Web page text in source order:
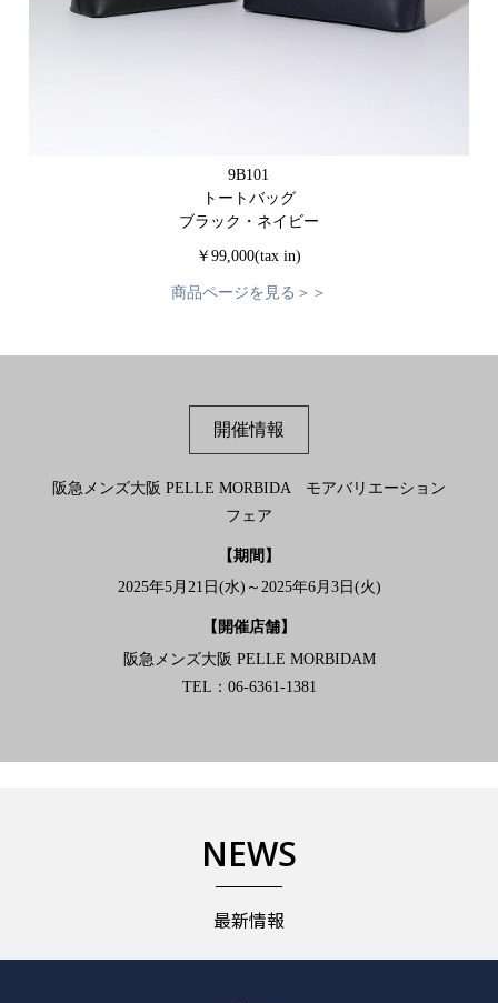
9B101
トートバッグ
ブラック・ネイビー
￥99,000(tax in)
商品ページを見る＞＞
開催情報
阪急メンズ大阪 PELLE MORBIDA モアバリエーション
フェア
【期間】
2025年5月21日(水)～2025年6月3日(火)
【開催店舗】
阪急メンズ大阪 PELLE MORBIDAM
TEL：06-6361-1381
NEWS
最新情報